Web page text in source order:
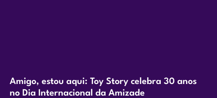
Amigo, estou aqui: Toy Story celebra 30 anos
no Dia Internacional da Amizade